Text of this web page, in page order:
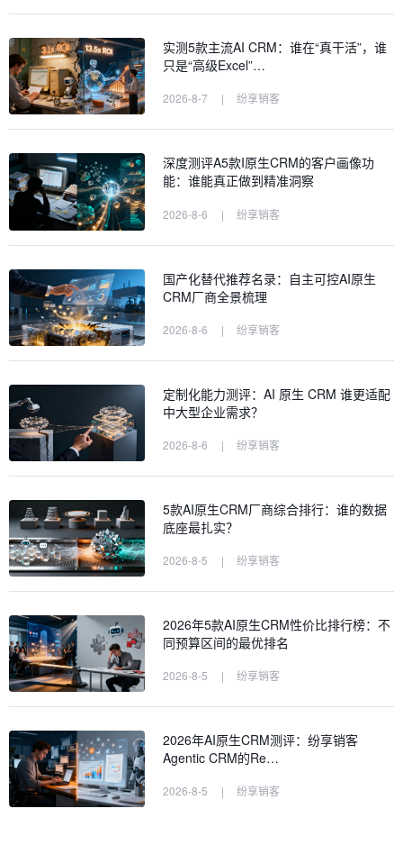
实测5款主流AI CRM：谁在“真干活”，谁
只是“高级Excel”…
2026-8-7 | 纷享销客
深度测评A5款I原生CRM的客户画像功
能：谁能真正做到精准洞察
2026-8-6 | 纷享销客
国产化替代推荐名录：自主可控AI原生
CRM厂商全景梳理
2026-8-6 | 纷享销客
定制化能力测评：AI 原生 CRM 谁更适配
中大型企业需求？
2026-8-6 | 纷享销客
5款AI原生CRM厂商综合排行：谁的数据
底座最扎实？
2026-8-5 | 纷享销客
2026年5款AI原生CRM性价比排行榜：不
同预算区间的最优排名
2026-8-5 | 纷享销客
2026年AI原生CRM测评：纷享销客
Agentic CRM的Re…
2026-8-5 | 纷享销客